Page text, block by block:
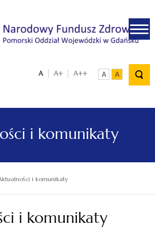
A A+ A++ A A
i komunikaty
i komunikaty
i komunikaty